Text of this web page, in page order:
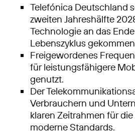
Telefónica Deutschland
zweiten Jahreshälfte
Technologie an das
Lebenszyklus
Freigewordenes
für leistungsfähigere
genutzt.
Der
Verbrauchern und
klaren Zeitrahmen für
moderne Standards.